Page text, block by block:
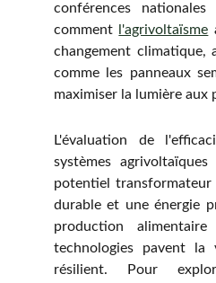
conférences
comment
l'agrivoltaïsme
changement climatique,
comme les panneaux
maximiser la lumière aux
L'évaluation de
systèmes
potentiel
durable et une énergie
production
technologies pavent
résilient. Pour